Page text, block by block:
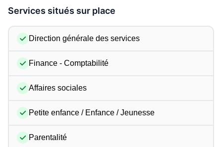
Services situés sur place
Direction générale des services
Finance - Comptabilité
Affaires sociales
Petite enfance / Enfance / Jeunesse
Parentalité